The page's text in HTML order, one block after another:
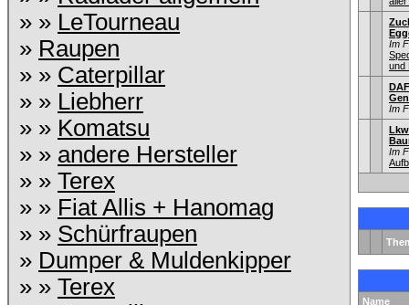
» » LeTourneau
» Raupen
» » Caterpillar
» » Liebherr
» » Komatsu
» » andere Hersteller
» » Terex
» » Fiat Allis + Hanomag
» » Schürfraupen
» Dumper & Muldenkipper
» » Terex
Im
und
Im
Im
Name